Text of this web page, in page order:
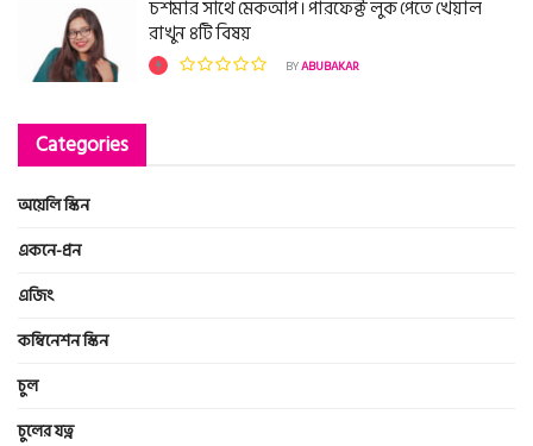
চশমার সাথে মেকআপ । পারফেক্ট লুক পেতে খেয়াল
রাখুন ৪টি বিষয়
BYABUBAKAR
Categories
অয়েলি স্কিন
একনে-প্রন
এজিং
কম্বিনেশন স্কিন
চুল
চুলের যত্ন